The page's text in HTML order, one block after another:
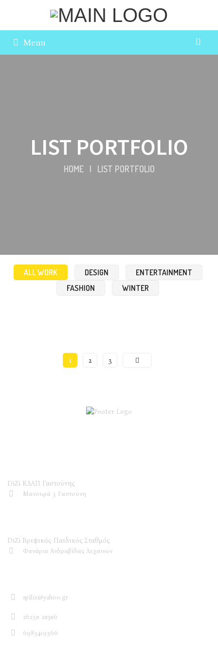
Menu
LIST PORTFOLIO
HOME | LIST PORTFOLIO
ALL WORK DESIGN
ENTERTAINMENT
FASHION
WINTER
1 2 3
DiZi ΚΔΑΠ Γαστούνης
Μανουρά 3 Γαστούνη
DiZi Βρεφικός Παιδικός Σταθμός
Φανάρια Ανδραβίδας Λεχαινών
spiliz@yahoo.gr
26230 20506
6983419366